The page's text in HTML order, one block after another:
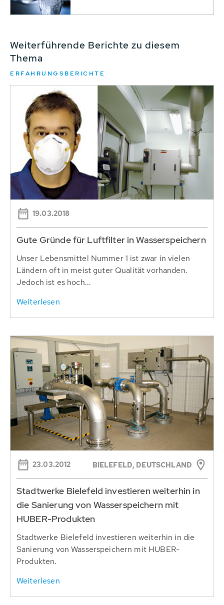
Weiterführende Berichte zu diesem
Thema
ERFAHRUNGSBERICHTE
19.03.2018
Gute Gründe für Luftfilter in Wasserspeichern
Unser Lebensmittel Nummer 1 ist zwar in vielen
Ländern oft in meist guter Qualität vorhanden.
Jedoch ist es hoch...
Weiterlesen
23.03.2012 BIELEFELD, DEUTSCHLAND
Stadtwerke Bielefeld investieren weiterhin in
die Sanierung von Wasserspeichern mit
HUBER-Produkten
Stadtwerke Bielefeld investieren weiterhin in die
Sanierung von Wasserspeichern mit HUBER-
Produkten.
Weiterlesen